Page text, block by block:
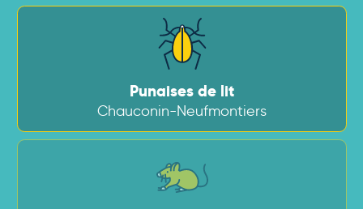
Punaises de lit
Chauconin-Neufmontiers